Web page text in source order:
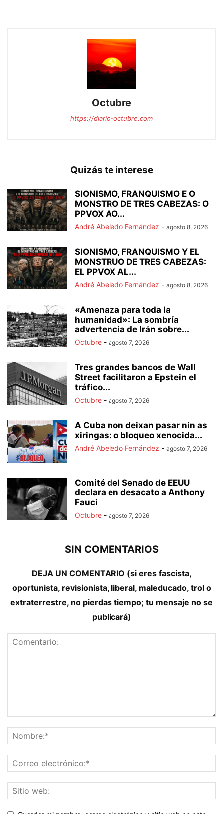
Octubre
https://diario-octubre.com
Quizás te interese
SIONISMO, FRANQUISMO E O
MONSTRO DE TRES CABEZAS: O
PPVOX AO...
André Abeledo Fernández - agosto 8, 2026
SIONISMO, FRANQUISMO Y EL
MONSTRUO DE TRES CABEZAS:
EL PPVOX AL...
André Abeledo Fernández - agosto 8, 2026
«Amenaza para toda la
humanidad»: La sombría
advertencia de Irán sobre...
Octubre - agosto 7, 2026
Tres grandes bancos de Wall
Street facilitaron a Epstein el
tráfico...
Octubre - agosto 7, 2026
A Cuba non deixan pasar nin as
xiringas: o bloqueo xenocida...
André Abeledo Fernández - agosto 7, 2026
Comité del Senado de EEUU
declara en desacato a Anthony
Fauci
Octubre - agosto 7, 2026
SIN COMENTARIOS
DEJA UN COMENTARIO (si eres fascista,
oportunista, revisionista, liberal, maleducado, trol o
extraterrestre, no pierdas tiempo; tu mensaje no se
publicará)